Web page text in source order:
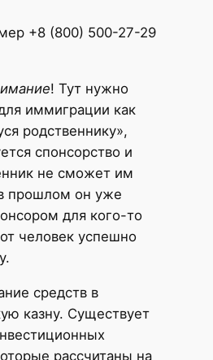
+8 (800) 500-27-29
! Тут нужно
иммиграции как
родственнику»,
спонсорство и
не сможет им
прошлом он уже
для кого-то
человек успешно
средств в
казну. Существует
рассчитаны на